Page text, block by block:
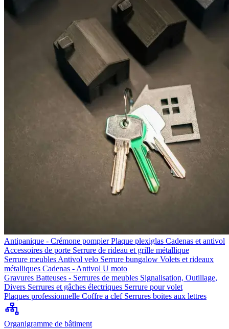
Antipanique - Crémone pompierPlaque plexiglas Cadenas et antivol
Accessoires de porte Serrure de rideau et grille métallique
Serrure meubles Antivol velo Serrure bungalow Volets et rideaux
métalliques Cadenas - Antivol U moto
Gravures Batteuses - Serrures de meubles Signalisation, Outillage,
Divers Serrures et gâches électriques Serrure pour volet
Plaques professionnelle Coffre a clef Serrures boites aux lettres
Organigramme de bâtiment